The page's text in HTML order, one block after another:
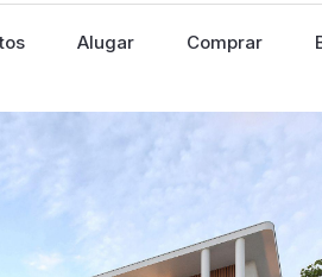
Alugar Comprar